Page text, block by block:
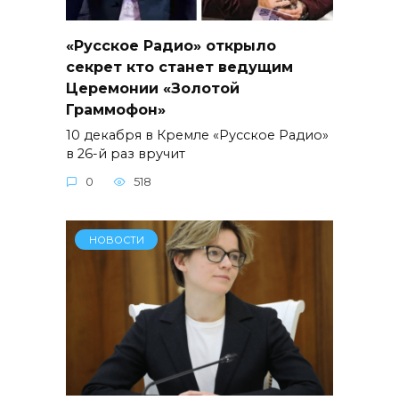
«Русское Радио» открыло
секрет кто станет ведущим
Церемонии «Золотой
Граммофон»
10 декабря в Кремле «Русское Радио»
в 26-й раз вручит
0 518
НОВОСТИ